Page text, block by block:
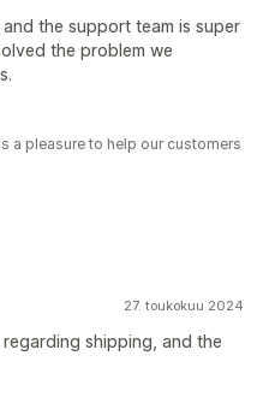
the support team is super
the problem we
a pleasure to help our customers
27. toukokuu 2024
shipping, and the